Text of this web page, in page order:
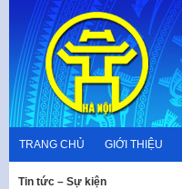
content
TRANG CHỦ GIỚI THIỆU
Tin tức – Sự kiện